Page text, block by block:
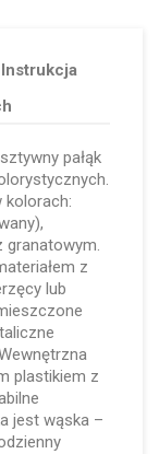
Instrukcja
pałąk
kolorach:
granatowym.
z
lub
plastikiem z
jest wąska –